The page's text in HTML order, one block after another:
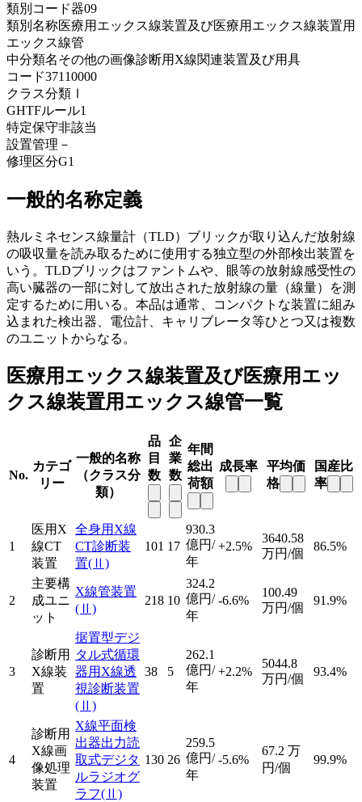
類別コード器09
類別名称医療用エックス線装置及び医療用エックス線装置用
エックス線管
中分類名その他の画像診断用X線関連装置及び用具
コード37110000
クラス分類 Ⅰ
GHTFルール1
特定保守非該当
設置管理 －
修理区分G1
一般的名称定義
熱ルミネセンス線量計（TLD）ブリックが取り込んだ放射線
の吸収量を読み取るために使用する独立型の外部検出装置を
いう。TLDブリックはファントムや、眼等の放射線感受性の
高い臓器の一部に対して放出された放射線の量（線量）を測
定するために用いる。本品は通常、コンパクトな装置に組み
込まれた検出器、電位計、キャリブレータ等ひとつ又は複数
のユニットからなる。
医療用エックス線装置及び医療用エッ
クス線装置用エックス線管一覧
No.
カテゴ
リー
一般的名称
（クラス分
類）
品
目
数
企
業
数
年間
総出
荷額
成長率
平均価
格
国産比
率
1
医用X
線CT
装置
全身用X線
CT診断装
置(Ⅱ)
101 17
930.3
億円/
年
+2.5%
3640.58
万円/個
86.5%
2
主要構
成ユニ
ット
X線管装置
(Ⅱ)
218 10
324.2
億円/
年
-6.6%
100.49
万円/個
91.9%
3
診断用
X線装
置
据置型デジ
タル式循環
器用X線透
視診断装置
(Ⅱ)
38 5
262.1
億円/
年
+2.2%
5044.8
万円/個
93.4%
4
診断用
X線画
像処理
装置
X線平面検
出器出力読
取式デジタ
ルラジオグ
ラフ(Ⅱ)
130 26
259.5
億円/
年
-5.6%
67.2 万
円/個
99.9%